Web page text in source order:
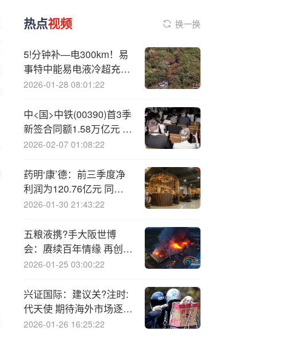
热点视频 换一换
5!分钟补—电300km！易
事特中能易电液冷超充
桩，重新定义极致快充体
2026-01-28 08:01:22
中<国>中铁(00390)首3季
新签合同额1.58万亿元 同
比增长3.7%
2026-02-07 01:08:22
药明‘康’德：前三季度净
利润为120.76亿元 同比
增长84.84%
2026-01-30 21:43:22
五粮液携?手大阪世博
会：赓续百年情缘 再创时
代经典
2026-01-25 03:00:22
兴证国际：建议关?注时:
代天使 期待海外市场逐步
进入收获期
2026-01-26 16:25:22